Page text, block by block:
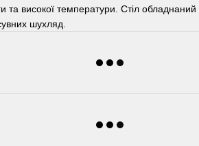
та високої температури. Стіл
шухляд.